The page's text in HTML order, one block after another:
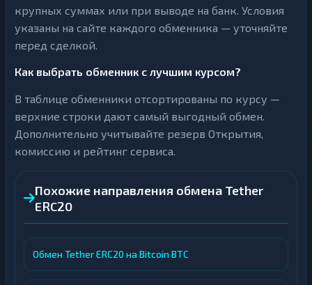
крупных суммах или при выводе на банк. Условия
указаны на сайте каждого обменника — уточняйте
перед сделкой.
Как выбрать обменник с лучшим курсом?
В таблице обменники отсортированы по курсу —
верхние строки дают самый выгодный обмен.
Дополнительно учитывайте резерв Открытия,
комиссию и рейтинг сервиса.
Похожие направления обмена Tether
ERC20
Обмен Tether ERC20 на Bitcoin BTC